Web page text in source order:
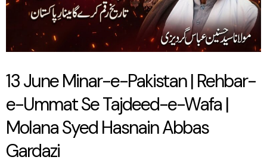
13 June Minar-e-Pakistan | Rehbar-
e-Ummat Se Tajdeed-e-Wafa |
Molana Syed Hasnain Abbas
Gardazi
Rehbar-
Ummat
Se
Tajdeed-
e-